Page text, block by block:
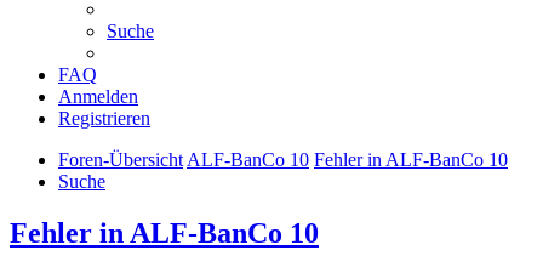
Suche
FAQ
Anmelden
Registrieren
Foren-ÜbersichtALF-BanCo 10 Fehler in ALF-BanCo 10
Suche
Fehler in ALF-BanCo 10